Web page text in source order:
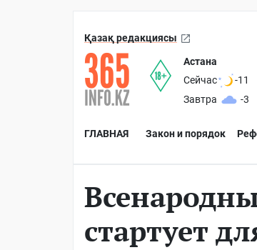
Қазақ редакциясы
Астана
Сейчас
-11
Завтра
-3
ГЛАВНАЯ Закон и порядок
стартует